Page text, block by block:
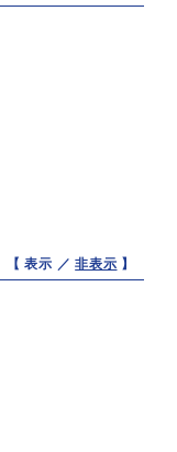
【 表示 ／非表示 】